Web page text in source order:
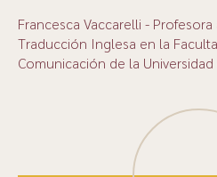
Francesca Vaccarelli -
Traducción Inglesa en la
Comunicación de la